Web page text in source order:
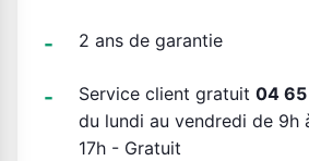
2 ans de garantie
Service client gratuit 04
du lundi au vendredi de 9h
17h - Gratuit